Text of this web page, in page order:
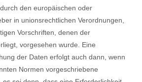
den europäischen oder
in unionsrechtlichen Verordnungen,
Vorschriften, denen der
vorgesehen wurde. Eine
der Daten erfolgt auch dann, wenn
Normen vorgeschriebene